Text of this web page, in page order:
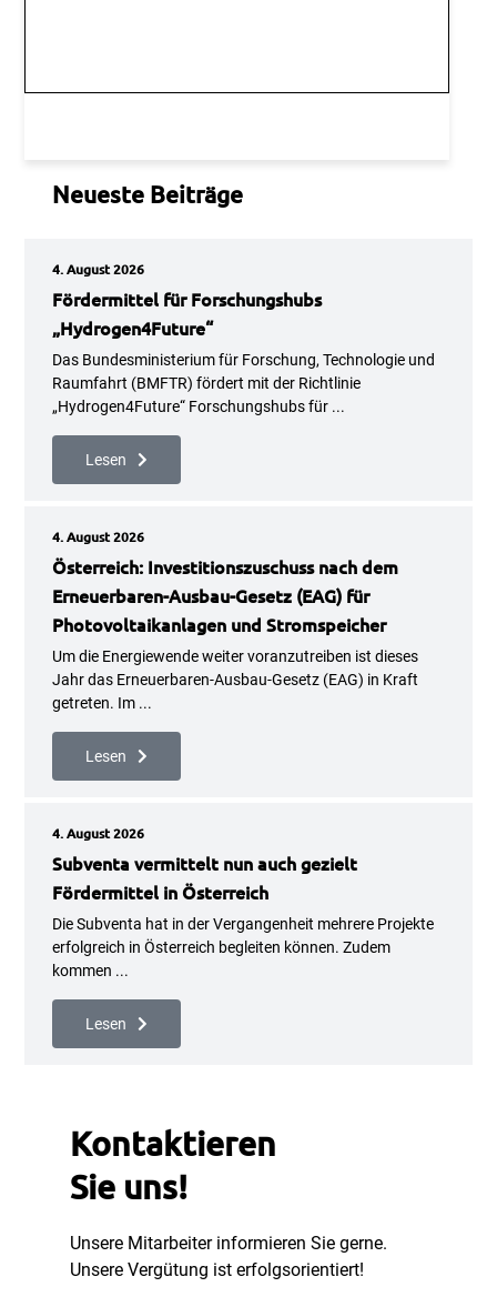
Neueste Beiträge
4. August 2026
Fördermittel für Forschungshubs
„Hydrogen4Future“
Das Bundesministerium für Forschung, Technologie und
Raumfahrt (BMFTR) fördert mit der Richtlinie
„Hydrogen4Future“ Forschungshubs für ...
Lesen
4. August 2026
Österreich: Investitionszuschuss nach dem
Erneuerbaren-Ausbau-Gesetz (EAG) für
Photovoltaikanlagen und Stromspeicher
Um die Energiewende weiter voranzutreiben ist dieses
Jahr das Erneuerbaren-Ausbau-Gesetz (EAG) in Kraft
getreten. Im ...
Lesen
4. August 2026
Subventa vermittelt nun auch gezielt
Fördermittel in Österreich
Die Subventa hat in der Vergangenheit mehrere Projekte
erfolgreich in Österreich begleiten können. Zudem
kommen ...
Lesen
Kontaktieren
Sie uns!
Unsere Mitarbeiter informieren Sie gerne.
Unsere Vergütung ist erfolgsorientiert!